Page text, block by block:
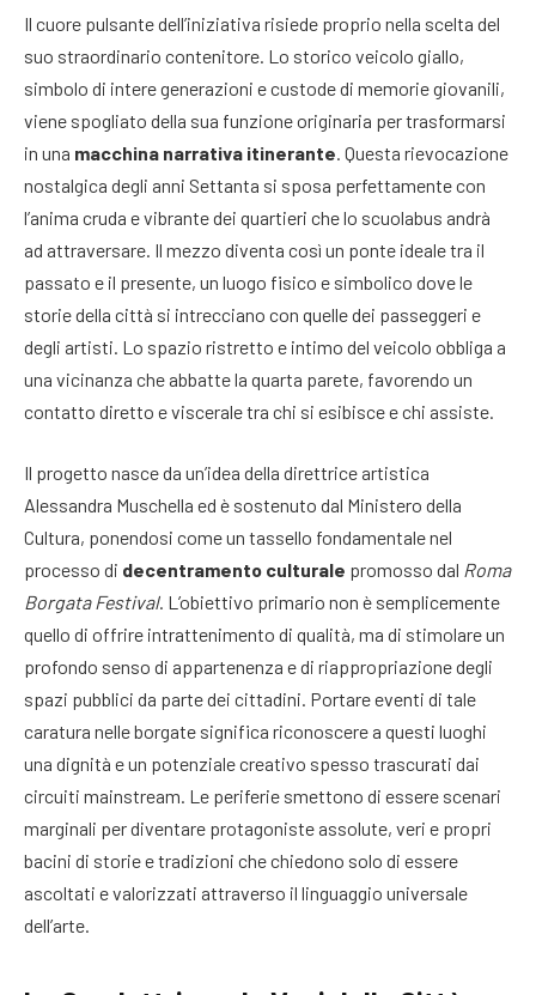
Il cuore pulsante dell’iniziativa risiede proprio nella scelta del
suo straordinario contenitore. Lo storico veicolo giallo,
simbolo di intere generazioni e custode di memorie giovanili,
viene spogliato della sua funzione originaria per trasformarsi
in una macchina narrativa itinerante . Questa rievocazione
nostalgica degli anni Settanta si sposa perfettamente con
l’anima cruda e vibrante dei quartieri che lo scuolabus andrà
ad attraversare. Il mezzo diventa così un ponte ideale tra il
passato e il presente, un luogo fisico e simbolico dove le
storie della città si intrecciano con quelle dei passeggeri e
degli artisti. Lo spazio ristretto e intimo del veicolo obbliga a
una vicinanza che abbatte la quarta parete, favorendo un
contatto diretto e viscerale tra chi si esibisce e chi assiste.
Il progetto nasce da un’idea della direttrice artistica
Alessandra Muschella ed è sostenuto dal Ministero della
Cultura, ponendosi come un tassello fondamentale nel
processo di decentramento culturale promosso dal Roma
Borgata Festival. L’obiettivo primario non è semplicemente
quello di offrire intrattenimento di qualità, ma di stimolare un
profondo senso di appartenenza e di riappropriazione degli
spazi pubblici da parte dei cittadini. Portare eventi di tale
caratura nelle borgate significa riconoscere a questi luoghi
una dignità e un potenziale creativo spesso trascurati dai
circuiti mainstream. Le periferie smettono di essere scenari
marginali per diventare protagoniste assolute, veri e propri
bacini di storie e tradizioni che chiedono solo di essere
ascoltati e valorizzati attraverso il linguaggio universale
dell’arte.